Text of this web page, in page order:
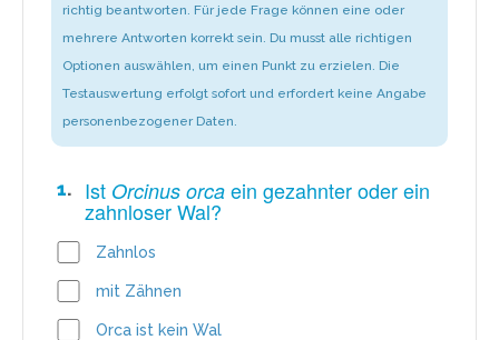
richtig beantworten. Für jede Frage können eine oder
mehrere Antworten korrekt sein. Du musst alle richtigen
Optionen auswählen, um einen Punkt zu erzielen. Die
Testauswertung erfolgt sofort und erfordert keine Angabe
personenbezogener Daten.
1. Ist Orcinus orca ein gezahnter oder ein
zahnloser Wal?
Zahnlos
mit Zähnen
Orca ist kein Wal